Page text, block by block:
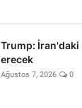
Trump: İran'daki
erecek
Ağustos 7, 2026 0